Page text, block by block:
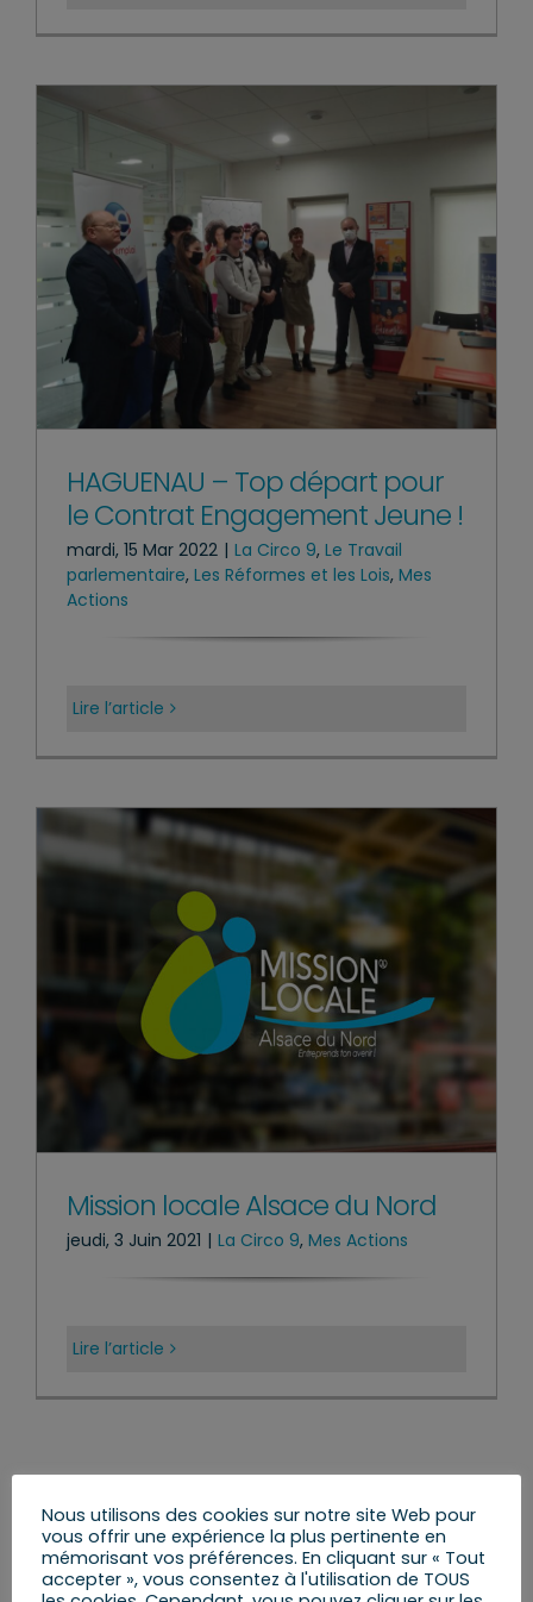
HAGUENAU – Top départ pour
le Contrat Engagement Jeune !
mardi, 15 Mar 2022 | La Circo 9, Le Travail
parlementaire, Les Réformes et les Lois, Mes
Actions
Lire l’article
Mission locale Alsace du Nord
jeudi, 3 Juin 2021 | La Circo 9, Mes Actions
Lire l’article
Rechercher:
Nous utilisons des cookies sur notre site Web pour
vous offrir une expérience la plus pertinente en
mémorisant vos préférences. En cliquant sur « Tout
accepter », vous consentez à l'utilisation de TOUS